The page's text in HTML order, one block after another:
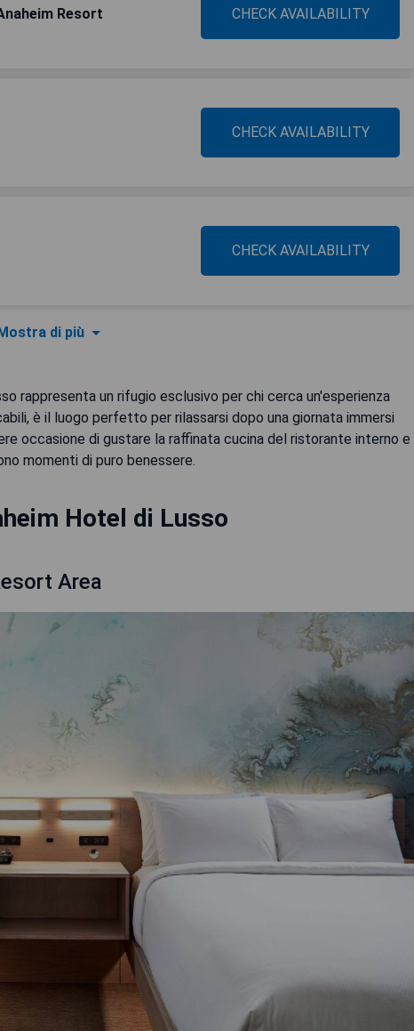
Resort CHECK AVAILABILITY
CHECK AVAILABILITY
CHECK AVAILABILITY
di più
rappresenta un rifugio esclusivo per chi cerca un'esperienza
è il luogo perfetto per rilassarsi dopo una giornata immersi
occasione di gustare la raffinata cucina del ristorante interno e
momenti di puro benessere.
Hotel di Lusso
Area